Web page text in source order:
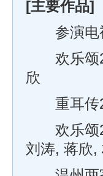
[主要作品]
参演电
欢乐颂
欣
重耳传
欢乐颂
刘涛, 蒋欣,